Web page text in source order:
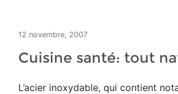
12 novembre, 2007
Cuisine santé: tout
L’acier inoxydable, qui contient